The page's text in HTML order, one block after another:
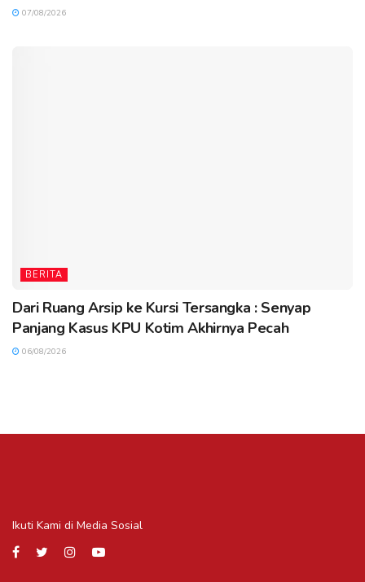
07/08/2026
BERITA
Dari Ruang Arsip ke Kursi Tersangka : Senyap
Panjang Kasus KPU Kotim Akhirnya Pecah
06/08/2026
Ikuti Kami di Media Sosial